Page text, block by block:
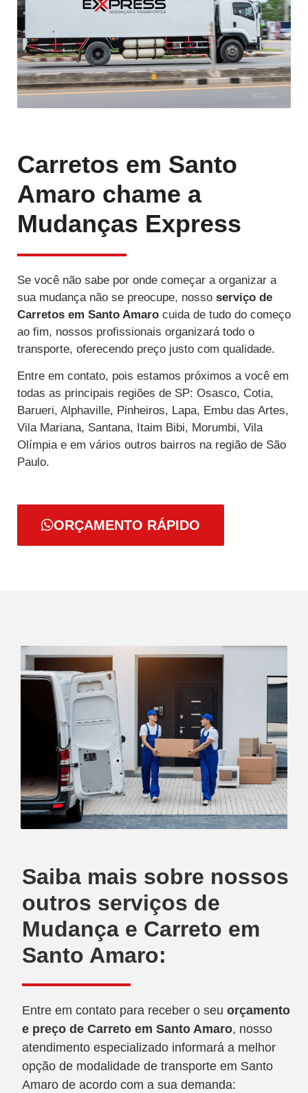
Carretos em Santo
Amaro chame a
Mudanças Express
Se você não sabe por onde começar a organizar a
sua mudança não se preocupe, nosso serviço de
Carretos em Santo Amaro cuida de tudo do começo
ao fim, nossos profissionais organizará todo o
transporte, oferecendo preço justo com qualidade.
Entre em contato, pois estamos próximos a você em
todas as principais regiões de SP: Osasco, Cotia,
Barueri, Alphaville, Pinheiros, Lapa, Embu das Artes,
Vila Mariana, Santana, Itaim Bibi, Morumbi, Vila
Olímpia e em vários outros bairros na região de São
Paulo.
ORÇAMENTO RÁPIDO
Saiba mais sobre nossos
outros serviços de
Mudança e Carreto em
Santo Amaro:
Entre em contato para receber o seu orçamento
e preço de Carreto em Santo Amaro, nosso
atendimento especializado informará a melhor
opção de modalidade de transporte em Santo
Amaro de acordo com a sua demanda: